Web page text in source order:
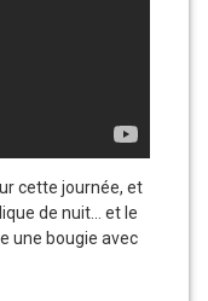
cette journée, et
de nuit… et le
une bougie avec